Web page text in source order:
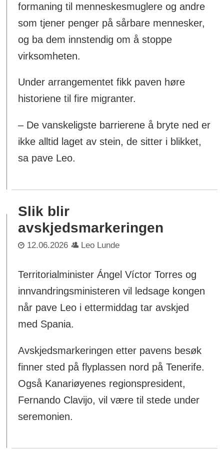
formaning til menneskesmuglere og andre
som tjener penger på sårbare mennesker,
og ba dem innstendig om å stoppe
virksomheten.
Under arrangementet fikk paven høre
historiene til fire migranter.
– De vanskeligste barrierene å bryte ned er
ikke alltid laget av stein, de sitter i blikket,
sa pave Leo.
Slik blir
avskjedsmarkeringen
12.06.2026 Leo Lunde
Territorialminister Ángel Víctor Torres og
innvandringsministeren vil ledsage kongen
når pave Leo i ettermiddag tar avskjed
med Spania.
Avskjedsmarkeringen etter pavens besøk
finner sted på flyplassen nord på Tenerife.
Også Kanariøyenes regionspresident,
Fernando Clavijo, vil være til stede under
seremonien.